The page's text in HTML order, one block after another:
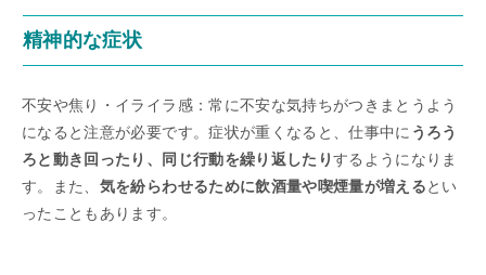
精神的な症状
不安や焦り・イライラ感：常に不安な気持ちがつきまとうよう
になると注意が必要です。症状が重くなると、仕事中に うろう
ろと動き回ったり、同じ行動を繰り返したりするようになりま
す。また、 気を紛らわせるために飲酒量や喫煙量が増えるとい
ったこともあります。